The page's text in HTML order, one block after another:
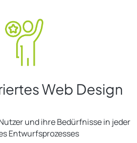
Web Design
und ihre Bedürfnisse in jeder
Entwurfsprozesses